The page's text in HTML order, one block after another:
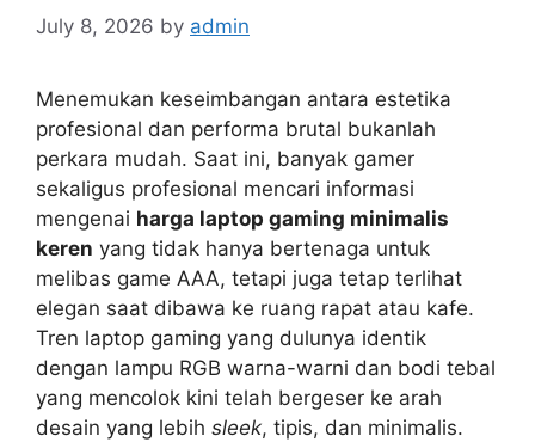
July 8, 2026 by admin
Menemukan keseimbangan antara estetika
profesional dan performa brutal bukanlah
perkara mudah. Saat ini, banyak gamer
sekaligus profesional mencari informasi
mengenai harga laptop gaming minimalis
keren yang tidak hanya bertenaga untuk
melibas game AAA, tetapi juga tetap terlihat
elegan saat dibawa ke ruang rapat atau kafe.
Tren laptop gaming yang dulunya identik
dengan lampu RGB warna-warni dan bodi tebal
yang mencolok kini telah bergeser ke arah
desain yang lebih sleek, tipis, dan minimalis.